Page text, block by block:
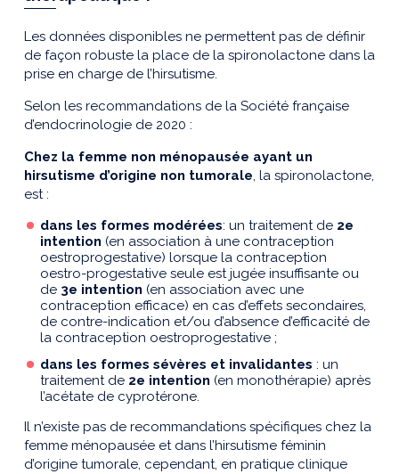
Les données disponibles ne permettent pas de définir
de façon robuste la place de la spironolactone dans la
prise en charge de l’hirsutisme.
Selon les recommandations de la Société française
d’endocrinologie de 2020 :
Chez la femme non ménopausée ayant un
hirsutisme d’origine non tumorale, la spironolactone,
est :
dans les formes modérées: un traitement de 2e
intention (en association à une contraception
oestroprogestative) lorsque la contraception
oestro-progestative seule est jugée insuffisante ou
de 3e intention (en association avec une
contraception efficace) en cas d’effets secondaires,
de contre-indication et/ou d’absence d’efficacité de
la contraception oestroprogestative ;
dans les formes sévères et invalidantes : un
traitement de 2e intention (en monothérapie) après
l’acétate de cyprotérone.
Il n’existe pas de recommandations spécifiques chez la
femme ménopausée et dans l’hirsutisme féminin
d’origine tumorale, cependant, en pratique clinique